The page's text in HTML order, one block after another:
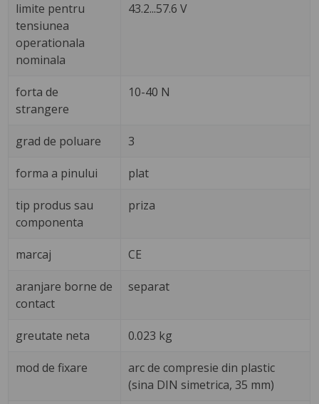
limite pentru
tensiunea
operationala
nominala
43.2...57.6 V
forta de
strangere
10-40 N
grad de poluare 3
forma a pinului plat
tip produs sau
componenta
priza
marcaj CE
aranjare borne de
contact
separat
greutate neta 0.023 kg
mod de fixare
arc de compresie din plastic
(sina DIN simetrica, 35 mm)